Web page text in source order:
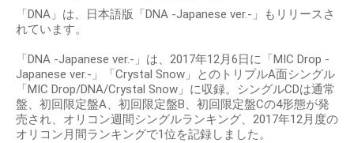
「DNA」は、日本語版「DNA -Japanese ver.-」もリリースさ
れています。
「DNA -Japanese ver.-」は、2017年12月6日に「MIC Drop -
Japanese ver.-」「Crystal Snow」とのトリプルA面シングル
「MIC Drop/DNA/Crystal Snow」に収録。シングルCDは通常
盤、初回限定盤A、初回限定盤B、初回限定盤Cの4形態が発
売され、オリコン週間シングルランキング、2017年12月度の
オリコン月間ランキングで1位を記録しました。